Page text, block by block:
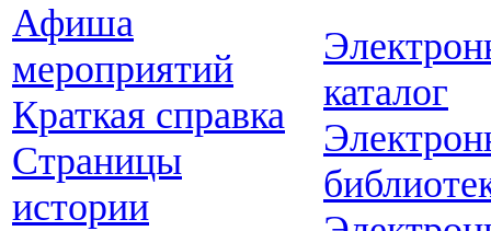
Афиша
мероприятий
Краткая справка
Страницы
истории
каталог